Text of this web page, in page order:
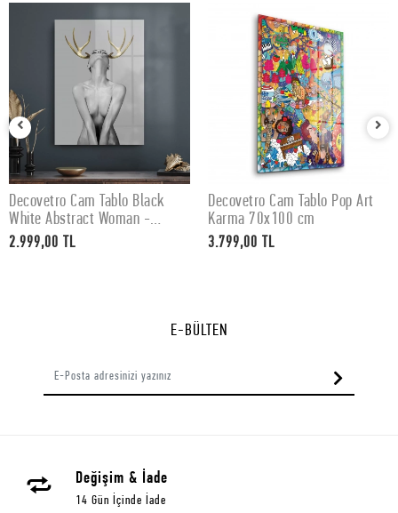
SEPETE EKLE
Decovetro Cam Tablo Black
White Abstract Woman -
50x70 cm
2.999,00 TL
SEPETE EKLE
Decovetro Cam Tablo Pop Art
Karma 70x100 cm
3.799,00 TL
E-BÜLTEN
Değişim & İade
14 Gün İçinde İade